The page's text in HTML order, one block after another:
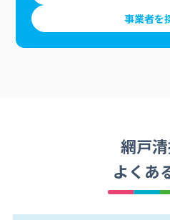
事業者を
網戸
よくあ